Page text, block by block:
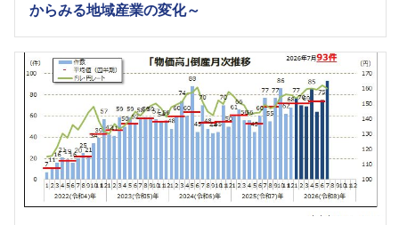
からみる地域産業の変化～